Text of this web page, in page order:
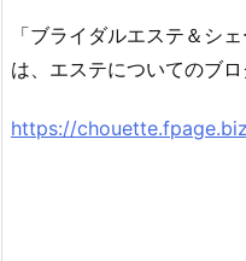
「ブライダルエステ＆シ
は、エステについてのブロ
https://